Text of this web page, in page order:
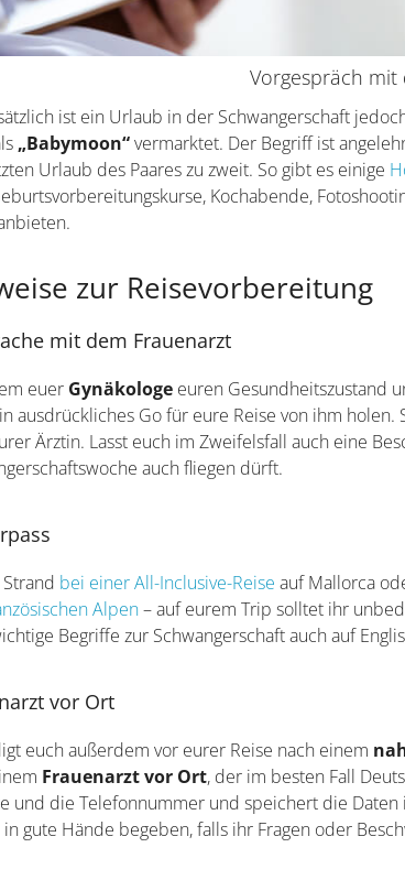
Vorgespräch
ist ein Urlaub in der Schwangerschaft
„Babymoon“vermarktet. Der Begriff ist
Urlaub des Paares zu zweit. So gibt es einige
Kochabende,
zur Reisevorbereitung
mit dem Frauenarzt
euer Gynäkologe euren Gesundheitszustand
ausdrückliches Go für eure Reise von ihm
Ärztin. Lasst euch im Zweifelsfall auch eine
auch fliegen dürft.
bei einer All-Inclusive-Reise auf Mallorca
Alpen– auf eurem Trip solltet ihr
Begriffe zur Schwangerschaft auch auf
vor Ort
euch außerdem vor eurer Reise nach einem
Frauenarzt vor Ort, der im besten Fall
und die Telefonnummer und speichert die
gute Hände begeben, falls ihr Fragen oder